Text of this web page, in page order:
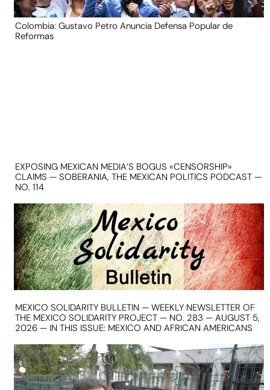
Colombia: Gustavo Petro Anuncia Defensa Popular de
Reformas
EXPOSING MEXICAN MEDIA’S BOGUS «CENSORSHIP»
CLAIMS — SOBERANIA, THE MEXICAN POLITICS PODCAST —
NO. 114
MEXICO SOLIDARITY BULLETIN — WEEKLY NEWSLETTER OF
THE MEXICO SOLIDARITY PROJECT — NO. 283 — AUGUST 5,
2026 — IN THIS ISSUE: MEXICO AND AFRICAN AMERICANS